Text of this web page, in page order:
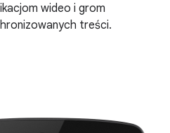
wideo i grom
treści.